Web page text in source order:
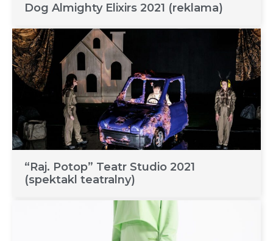
Dog Almighty Elixirs 2021 (reklama)
“Raj. Potop” Teatr Studio 2021
(spektakl teatralny)